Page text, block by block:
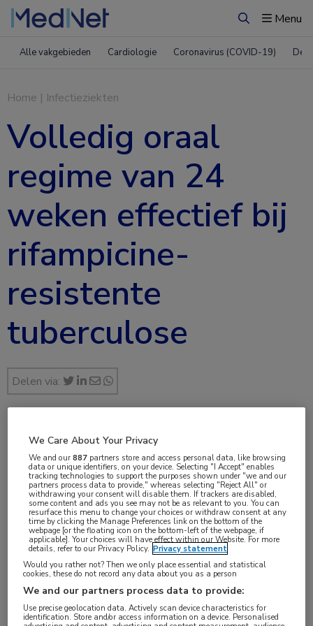
ZoekenMenu
Alle vakgebieden Cardiologie Coronavirus (COVID-19)
Home | Infectieziekten
Volledig oraal
regime van 24
weken effectief bij
rifampicine-
resistente
tuberculose
Delen via:
mrt 2023
Vakgebieden:
Infectieziekten,Longziekten
Aandachtsgebieden:
Antibioticaresistentie,Bacteriële infecties,Tuberculose
Tags:
We Care About Your Privacy
We and our887 partners store and access personal data, like browsing
data or unique identifiers, on your device. Selecting "I Accept" enables
tracking technologies to support the purposes shown under "we and our
partners process data to provide," whereas selecting "Reject All" or
withdrawing your consent will disable them. If trackers are disabled,
some content and ads you see may not be as relevant to you. You can
resurface this menu to change your choices or withdraw consent at any
time by clicking the Manage Preferences link on the bottom of the
webpage [or the floating icon on the bottom-left of the webpage, if
applicable]. Your choices will have effect within our Website. For more
details, refer to our Privacy Policy. Privacy statement
Would you rather not? Then we only place essential and statistical
cookies, these do not record any data about you as a person
We and our partners process data to provide:
Use precise geolocation data. Actively scan device characteristics for
identification. Store and/or access information on a device. Personalised